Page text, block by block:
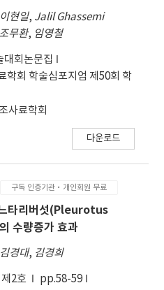
이상인 지역에서는 재배
다.
이현일, Jalil Ghassemi
조무환, 임영철
대회논문집
학회 학술심포지엄 제50회 학
사료학회
다운로드
구독 인증기관·개인회원 무료
타리버섯(Pleurotus
수량증가 효과
김경대, 김경희
2호
pp.58-59